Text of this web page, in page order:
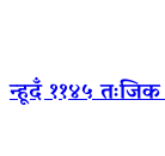
न्हूदँ ११४५